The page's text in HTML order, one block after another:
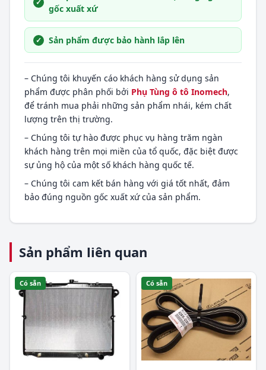
gốc xuất xứ
Sản phẩm được bảo hành lắp lên
– Chúng tôi khuyến cáo khách hàng sử dụng sản
phẩm được phân phối bởi Phụ Tùng ô tô Inomech,
để tránh mua phải những sản phẩm nhái, kém chất
lượng trên thị trường.
– Chúng tôi tự hào được phục vụ hàng trăm ngàn
khách hàng trên mọi miền của tổ quốc, đặc biệt được
sự ủng hộ của một số khách hàng quốc tế.
– Chúng tôi cam kết bán hàng với giá tốt nhất, đảm
bảo đúng nguồn gốc xuất xứ của sản phẩm.
Sản phẩm liên quan
Có sẵn Có sẵn